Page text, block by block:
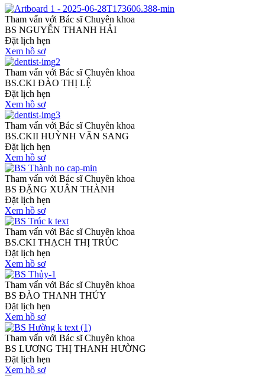
Tham vấn với Bác sĩ Chuyên khoa
BS NGUYỄN THANH HẢI
Đặt lịch hẹn
Xem hồ sơ
Tham vấn với Bác sĩ Chuyên khoa
BS.CKI ĐÀO THỊ LỆ
Đặt lịch hẹn
Xem hồ sơ
Tham vấn với Bác sĩ Chuyên khoa
BS.CKII HUỲNH VĂN SANG
Đặt lịch hẹn
Xem hồ sơ
Tham vấn với Bác sĩ Chuyên khoa
BS ĐẶNG XUÂN THÀNH
Đặt lịch hẹn
Xem hồ sơ
Tham vấn với Bác sĩ Chuyên khoa
BS.CKI THẠCH THỊ TRÚC
Đặt lịch hẹn
Xem hồ sơ
Tham vấn với Bác sĩ Chuyên khoa
BS ĐÀO THANH THỦY
Đặt lịch hẹn
Xem hồ sơ
Tham vấn với Bác sĩ Chuyên khoa
BS LƯƠNG THỊ THANH HƯỜNG
Đặt lịch hẹn
Xem hồ sơ